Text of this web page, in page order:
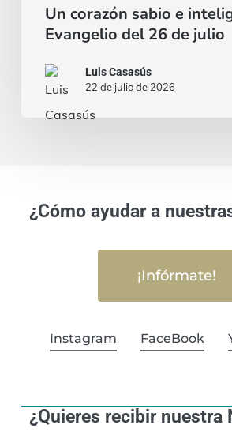
Un corazón sabio e
Evangelio del 26 de julio
Luis Casasús
22 de julio de 2026
¿Cómo ayudar a
¡Infórmate!
Instagram FaceBook
¿Quieres recibir nuestra